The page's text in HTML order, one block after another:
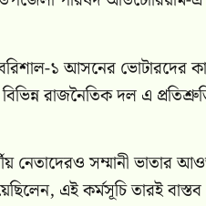
বরিশাল-১ আসনের ভোটারদের
রাজনৈতিক দল এ
নেতাদেরও সম্মানী ভাতার
এই কর্মসূচি তারই